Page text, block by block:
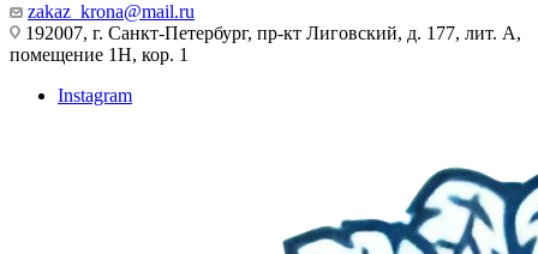
zakaz_krona@mail.ru
192007, г. Санкт-Петербург, пр-кт Лиговский, д. 177, лит. А,
помещение 1Н, кор. 1
Instagram